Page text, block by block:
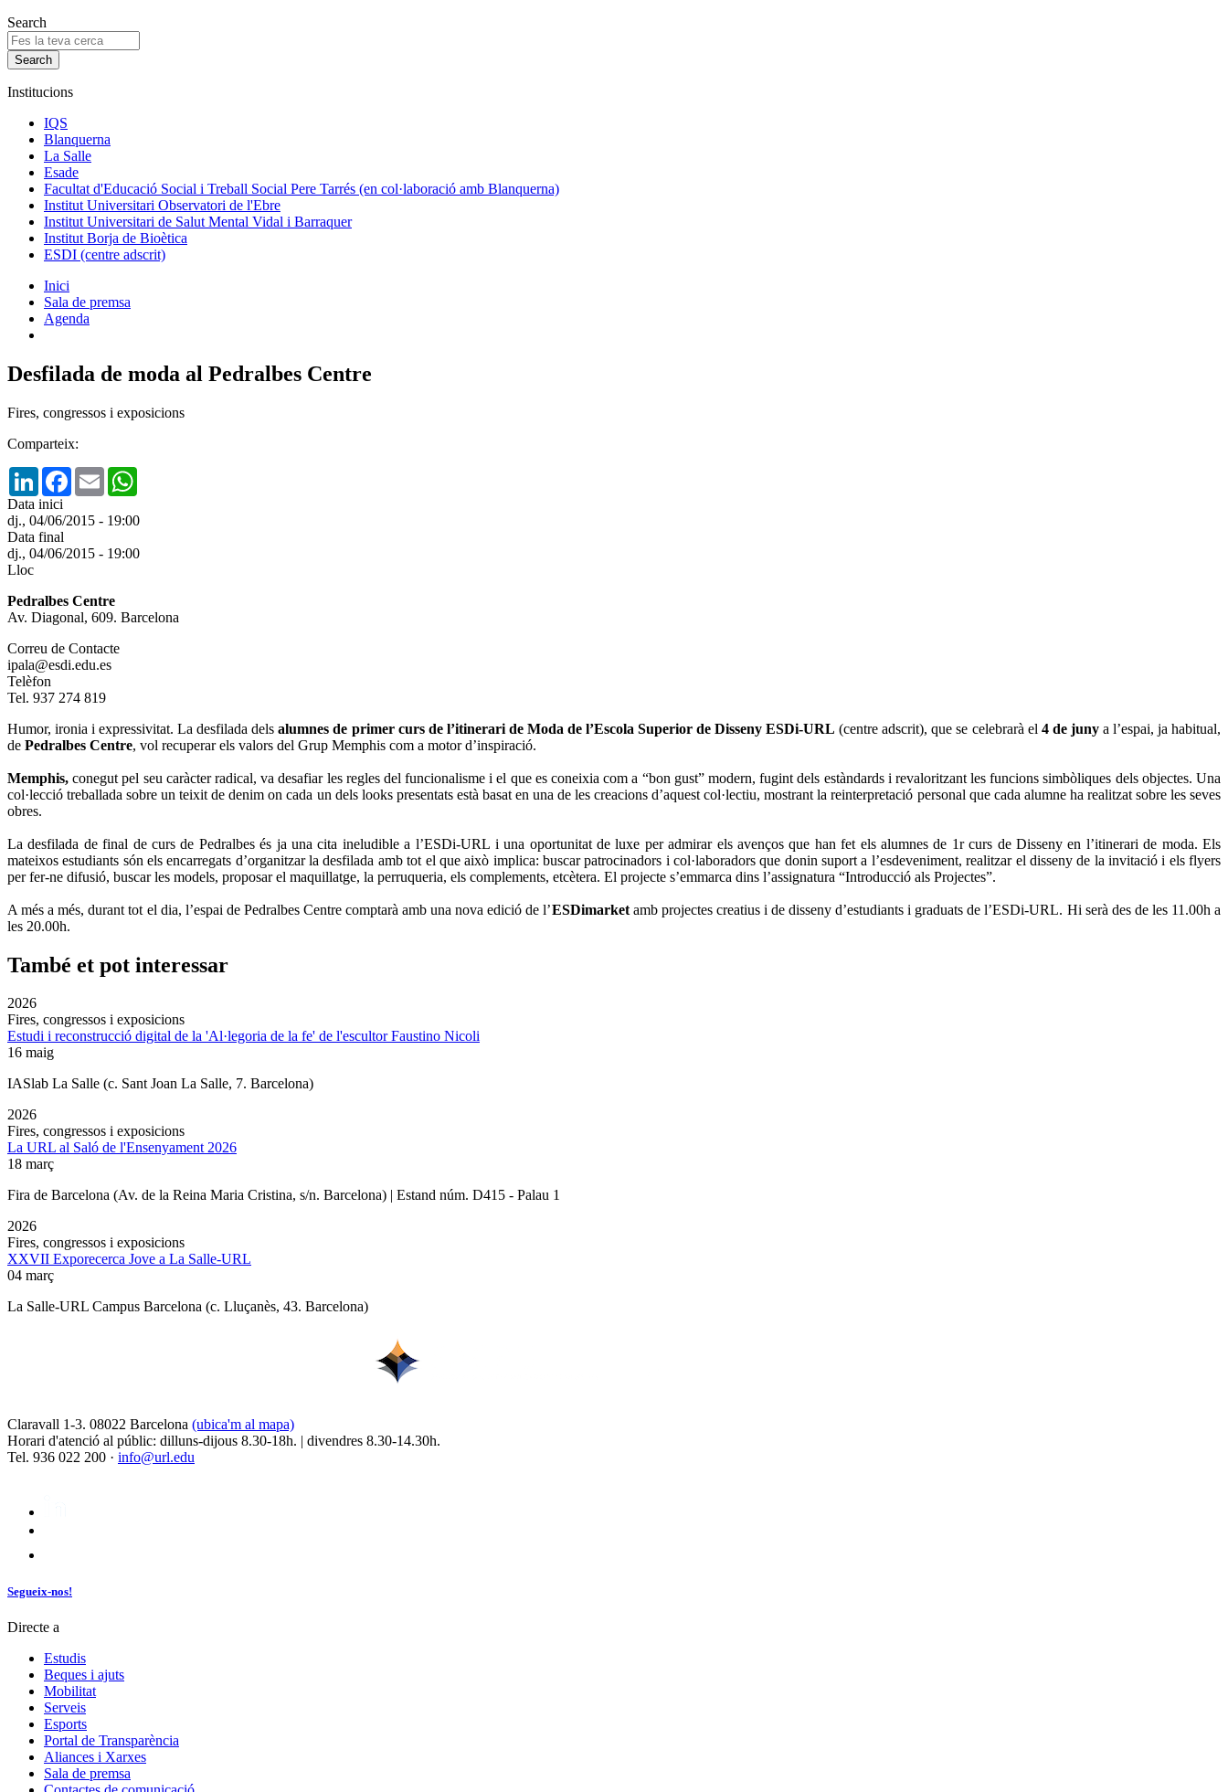
Search
Institucions
IQS
Blanquerna
La Salle
Esade
Facultat d'Educació Social i Treball Social Pere Tarrés (en col·laboració amb Blanquerna)
Institut Universitari Observatori de l'Ebre
Institut Universitari de Salut Mental Vidal i Barraquer
Institut Borja de Bioètica
ESDI (centre adscrit)
Inici
Sala de premsa
Agenda
Desfilada de moda al Pedralbes Centre
Fires, congressos i exposicions
Comparteix:
LinkedInFacebook
Email
Data inici
dj., 04/06/2015 - 19:00
Data final
dj., 04/06/2015 - 19:00
Lloc
Pedralbes Centre
Av. Diagonal, 609. Barcelona
Correu de Contacte
ipala@esdi.edu.es
Telèfon
Tel. 937 274 819
Humor, ironia i expressivitat. La desfilada delsalumnes de primer curs de l’itinerari de Moda de l’Escola Superior de Disseny ESDi-URL (centre adscrit), que se celebrarà el 4 de juny a l’espai, ja habitual,
de Pedralbes Centre, vol recuperar els valors del Grup Memphis com a motor d’inspiració.
Memphis, conegut pel seu caràcter radical, va desafiar les regles del funcionalisme i el que es coneixia com a “bon gust” modern, fugint dels estàndards i revaloritzant les funcions simbòliques dels objectes. Una
col·lecció treballada sobre un teixit de denim on cada un dels looks presentats està basat en una de les creacions d’aquest col·lectiu, mostrant la reinterpretació personal que cada alumne ha realitzat sobre les seves
obres.
La desfilada de final de curs de Pedralbes és ja una cita ineludible a l’ESDi-URL i una oportunitat de luxe per admirar els avenços que han fet els alumnes de 1r curs de Disseny en l’itinerari de moda. Els
mateixos estudiants són els encarregats d’organitzar la desfilada amb tot el que això implica: buscar patrocinadors i col·laboradors que donin suport a l’esdeveniment, realitzar el disseny de la invitació i els flyers
per fer-ne difusió, buscar les models, proposar el maquillatge, la perruqueria, els complements, etcètera. El projecte s’emmarca dins l’assignatura “Introducció als Projectes”.
A més a més, durant tot el dia, l’espai de Pedralbes Centre comptarà amb una nova edició de l’ESDimarketamb projectes creatius i de disseny d’estudiants i graduats de l’ESDi-URL. Hi serà des de les 11.00h a
les 20.00h.
També et pot interessar
2026
Fires, congressos i exposicions
Estudi i reconstrucció digital de la 'Al·legoria de la fe' de l'escultor Faustino Nicoli
16 maig
IASlab La Salle (c. Sant Joan La Salle, 7. Barcelona)
2026
Fires, congressos i exposicions
La URL al Saló de l'Ensenyament 2026
18 març
Fira de Barcelona (Av. de la Reina Maria Cristina, s/n. Barcelona) | Estand núm. D415 - Palau 1
2026
Fires, congressos i exposicions
XXVII Exporecerca Jove a La Salle-URL
04 març
La Salle-URL Campus Barcelona (c. Lluçanès, 43. Barcelona)
Claravall 1-3. 08022 Barcelona (ubica'm al mapa)
Horari d'atenció al públic: dilluns-dijous 8.30-18h. | divendres 8.30-14.30h.
Tel. 936 022 200 · info@url.edu
Segueix-nos!
Directe a
Estudis
Beques i ajuts
Mobilitat
Serveis
Esports
Portal de Transparència
Aliances i Xarxes
Sala de premsa